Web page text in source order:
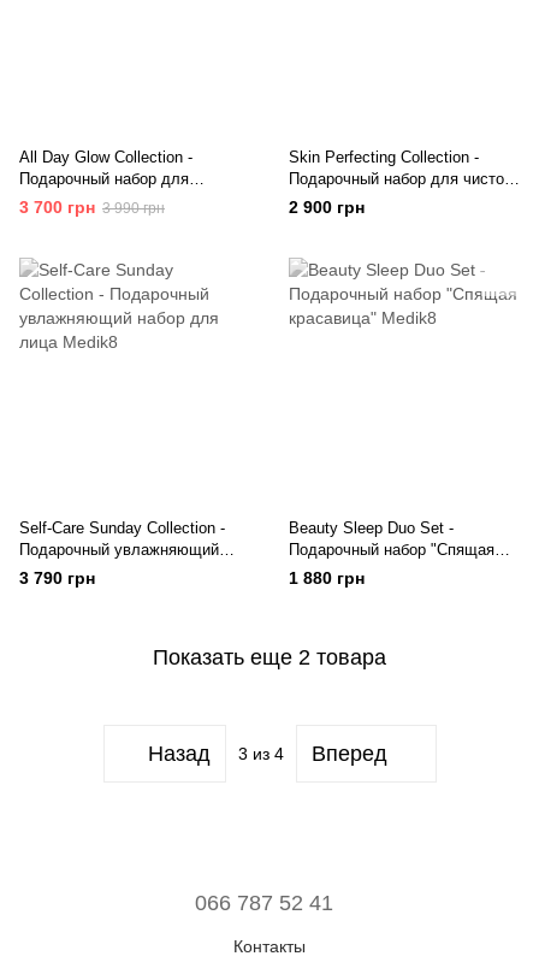
All Day Glow Collection -
Подарочный набор для
придания сияния Medik8
3 700 грн 3 990 грн
Skin Perfecting Collection -
Подарочный набор для чистой
кожи лица Medik8
2 900 грн
Self-Care Sunday Collection -
Подарочный увлажняющий
набор для лица Medik8
3 790 грн
Beauty Sleep Duo Set -
Подарочный набор "Спящая
красавица" Medik8
1 880 грн
Показать еще 2 товара
Назад 3 из 4 Вперед
066 787 52 41
Контакты